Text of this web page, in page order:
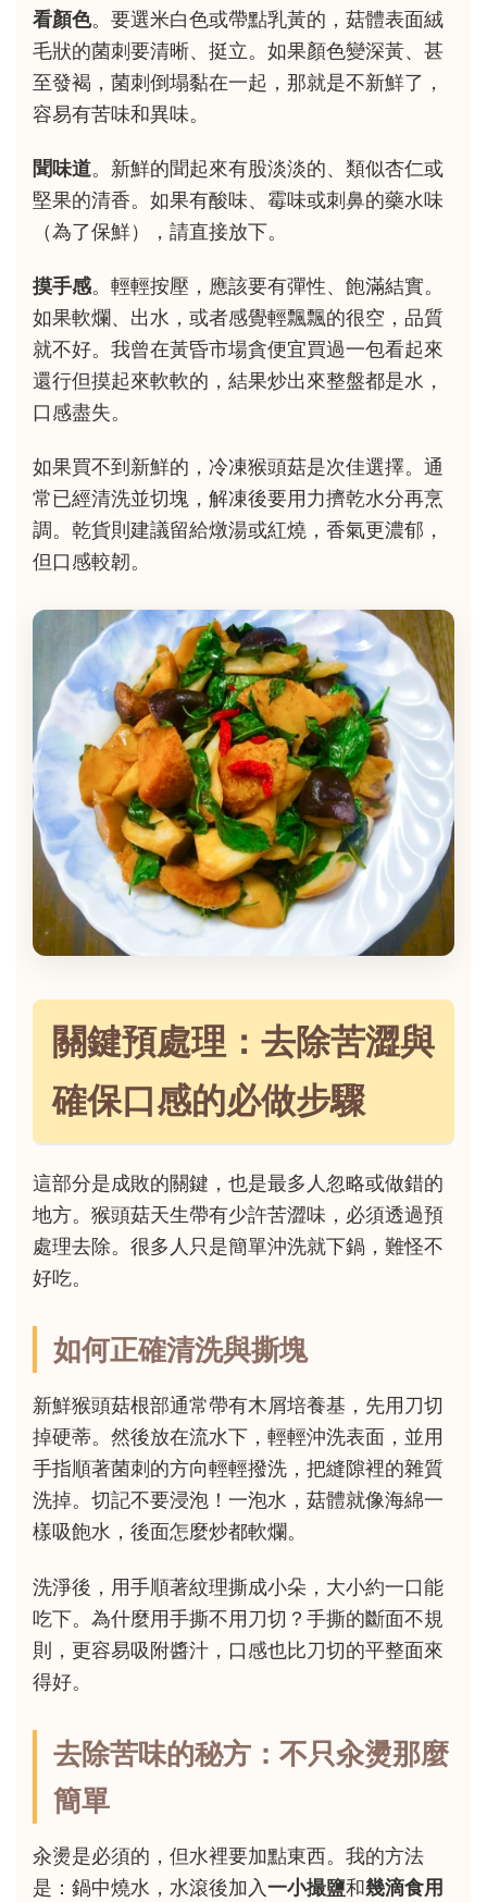
看顏色。要選米白色或帶點乳黃的，菇體表面絨
毛狀的菌刺要清晰、挺立。如果顏色變深黃、甚
至發褐，菌刺倒塌黏在一起，那就是不新鮮了，
容易有苦味和異味。
聞味道。新鮮的聞起來有股淡淡的、類似杏仁或
堅果的清香。如果有酸味、霉味或刺鼻的藥水味
（為了保鮮），請直接放下。
摸手感。輕輕按壓，應該要有彈性、飽滿結實。
如果軟爛、出水，或者感覺輕飄飄的很空，品質
就不好。我曾在黃昏市場貪便宜買過一包看起來
還行但摸起來軟軟的，結果炒出來整盤都是水，
口感盡失。
如果買不到新鮮的，冷凍猴頭菇是次佳選擇。通
常已經清洗並切塊，解凍後要用力擠乾水分再烹
調。乾貨則建議留給燉湯或紅燒，香氣更濃郁，
但口感較韌。
關鍵預處理：去除苦澀與
確保口感的必做步驟
這部分是成敗的關鍵，也是最多人忽略或做錯的
地方。猴頭菇天生帶有少許苦澀味，必須透過預
處理去除。很多人只是簡單沖洗就下鍋，難怪不
好吃。
如何正確清洗與撕塊
新鮮猴頭菇根部通常帶有木屑培養基，先用刀切
掉硬蒂。然後放在流水下，輕輕沖洗表面，並用
手指順著菌刺的方向輕輕撥洗，把縫隙裡的雜質
洗掉。切記不要浸泡！一泡水，菇體就像海綿一
樣吸飽水，後面怎麼炒都軟爛。
洗淨後，用手順著紋理撕成小朵，大小約一口能
吃下。為什麼用手撕不用刀切？手撕的斷面不規
則，更容易吸附醬汁，口感也比刀切的平整面來
得好。
去除苦味的秘方：不只汆燙那麼
簡單
汆燙是必須的，但水裡要加點東西。我的方法
是：鍋中燒水，水滾後加入一小撮鹽和幾滴食用